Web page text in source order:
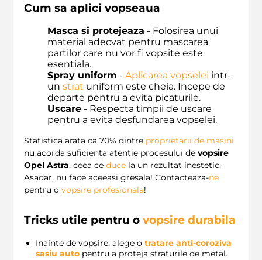
Cum sa aplici vopseaua
Masca si protejeaza - Folosirea unui
material adecvat pentru mascarea
partilor care nu vor fi vopsite este
esentiala.
Spray uniform - Aplicarea vopselei intr-
un strat uniform este cheia. Incepe de
departe pentru a evita picaturile.
Uscare - Respecta timpii de uscare
pentru a evita desfundarea vopselei.
Statistica arata ca 70% dintre proprietarii de masini
nu acorda suficienta atentie procesului de vopsire
Opel Astra, ceea ce duce la un rezultat inestetic.
Asadar, nu face aceeasi gresala! Contacteaza-ne
pentru o vopsire profesionala!
Tricks utile pentru o vopsire durabila
Inainte de vopsire, alege o tratare anti-coroziva
sasiu auto pentru a proteja straturile de metal.